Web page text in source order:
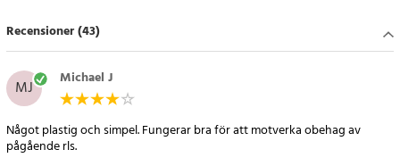
Recensioner (43)
MJ Michael J
Något plastig och simpel. Fungerar bra för att motverka obehag av
pågående rls.